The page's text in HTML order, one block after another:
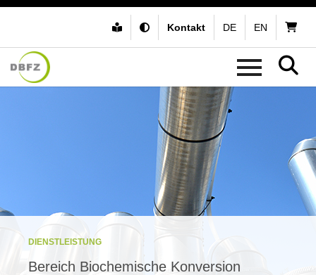
Kontakt DE EN
DIENSTLEISTUNG
Bereich Biochemische Konversion